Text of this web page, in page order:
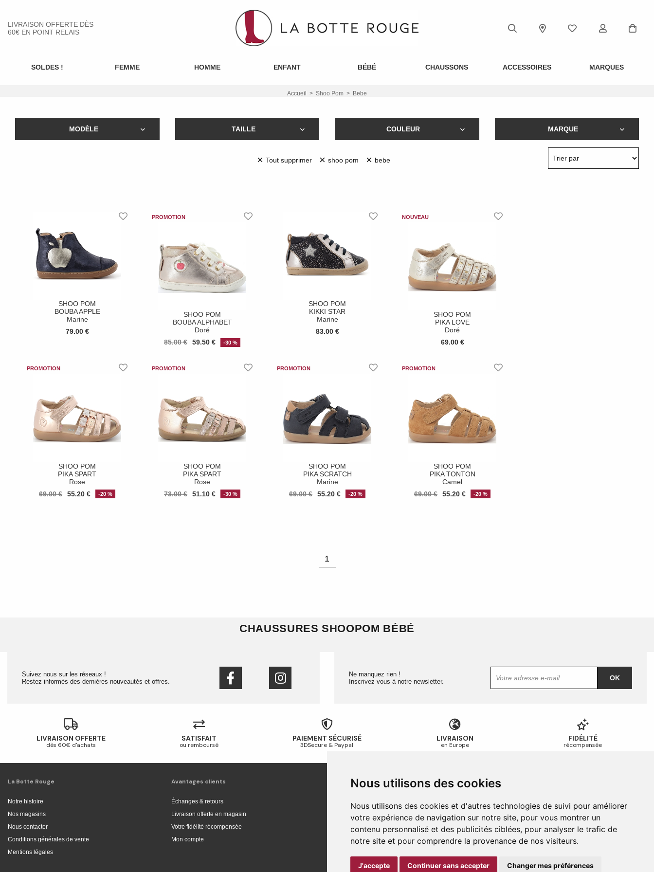
Nous utilisons des cookies
Nous utilisons des cookies et d'autres technologies de suivi pour améliorer
votre expérience de navigation sur notre site, pour vous montrer un
contenu personnalisé et des publicités ciblées, pour analyser le trafic de
notre site et pour comprendre la provenance de nos visiteurs.
J'accepte Continuer sans accepter Changer mes préférences
LIVRAISON OFFERTE DÈS
60€ EN POINT RELAIS
SOLDES ! FEMME HOMME ENFANT BÉBÉ CHAUSSONS ACCESSOIRES MARQUES
Accueil Shoo Pom Bebe
CHAUSSURES SHOOPOM BÉBÉ
MODÈLE TAILLE COULEUR MARQUE
× Tout supprimer × shoo pom × bebe
SHOO POM
BOUBA APPLE
Marine
79.00 €
SHOO POM
BOUBA ALPHABET
Doré
85.00 €
59.50 € -30 %
SHOO POM
KIKKI STAR
Marine
83.00 €
SHOO POM
PIKA LOVE
Doré
69.00 €
SHOO POM
PIKA SPART
Rose
69.00 €
55.20 € -20 %
SHOO POM
PIKA SPART
Rose
73.00 €
51.10 € -30 %
SHOO POM
PIKA SCRATCH
Marine
69.00 €
55.20 € -20 %
SHOO POM
PIKA TONTON
Camel
69.00 €
55.20 € -20 %
1
Suivez nous sur les réseaux !
Restez informés des dernières nouveautés et offres.
Ne manquez rien !
Inscrivez-vous à notre newsletter.
OK
LIVRAISON OFFERTE
dès 60€ d'achats
SATISFAIT
ou remboursé
PAIEMENT SÉCURISÉ
3DSecure & Paypal
LIVRAISON
en Europe
FIDÉLITÉ
récompensée
La Botte Rouge
Notre histoire
Nos magasins
Nous contacter
Conditions générales de vente
Mentions légales
Avantages clients
Échanges & retours
Livraison offerte en magasin
Votre fidélité récompensée
Mon compte
Livraison et achat
Livraison
Livraison en Europe
Suivi de commande
Paiement sécurisé
Guides et conseils
Guide des tailles
Guide d’entretien
Foire aux questions